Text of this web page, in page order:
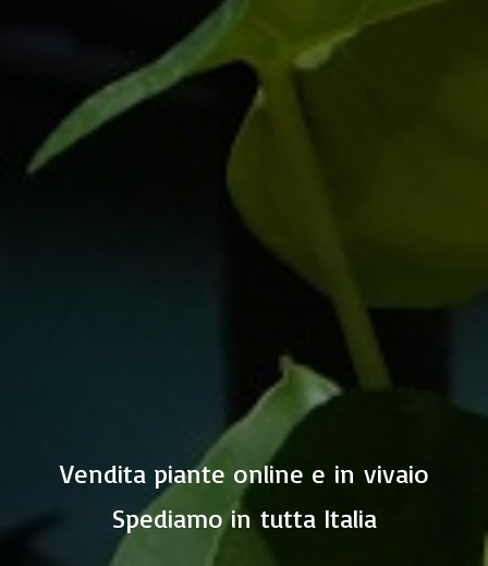
Vendita piante online e in vivaio
Spediamo in tutta Italia